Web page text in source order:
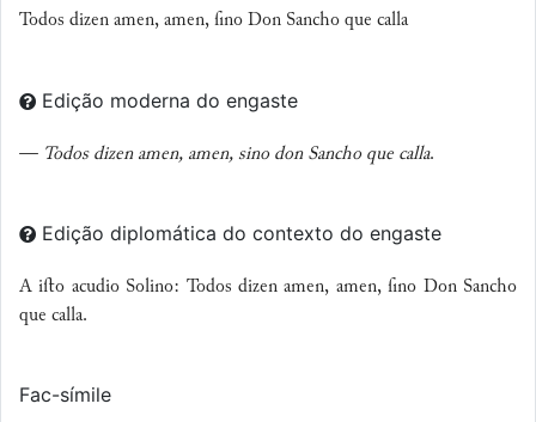
Todos dizen amen, amen, ſino Don Sancho que calla
Edição moderna do engaste
— Todos dizen amen, amen, sino don Sancho que calla.
Edição diplomática do contexto do engaste
A iﬅo acudio Solino: Todos dizen amen, amen, ſino Don Sancho
que calla.
Fac-símile